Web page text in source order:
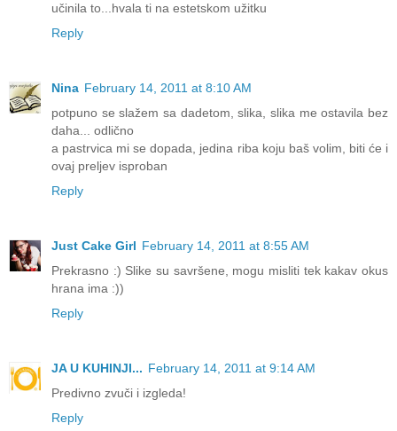
učinila to...hvala ti na estetskom užitku
Reply
Nina February 14, 2011 at 8:10 AM
potpuno se slažem sa dadetom, slika, slika me ostavila bez
daha... odlično
a pastrvica mi se dopada, jedina riba koju baš volim, biti će i
ovaj preljev isproban
Reply
Just Cake Girl February 14, 2011 at 8:55 AM
Prekrasno :) Slike su savršene, mogu misliti tek kakav okus
hrana ima :))
Reply
JA U KUHINJI... February 14, 2011 at 9:14 AM
Predivno zvuči i izgleda!
Reply